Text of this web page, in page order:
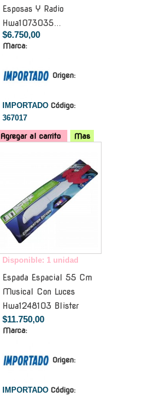
Esposas Y Radio
Hwa1073035...
$6.750,00
Marca:
Origen:
IMPORTADO Código:
367017
Agregar al carrito
Mas
Disponible: 1 unidad
Espada Espacial 55 Cm
Musical Con Luces
Hwa1248103 Blister
$11.750,00
Marca:
Origen:
IMPORTADO Código: